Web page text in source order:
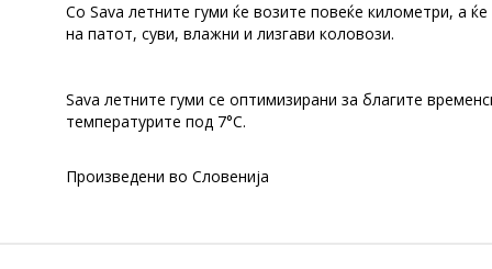
Со Sava летните гуми ќе возите повеќе километри, а
на патот, суви, влажни и лизгави коловози.
Sava летните гуми се оптимизирани за благите
температурите под 7°C.
Произведени во Словенија